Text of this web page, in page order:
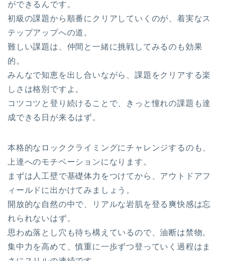
ができるんです。
初級の課題から順番にクリアしていくのが、着実なス
テップアップへの道。
難しい課題は、仲間と一緒に挑戦してみるのも効果
的。
みんなで知恵を出し合いながら、課題をクリアする楽
しさは格別ですよ。
コツコツと登り続けることで、きっと憧れの課題も達
成できる日が来るはず。
本格的なロッククライミングにチャレンジするのも、
上達へのモチベーションになります。
まずは人工壁で基礎体力をつけてから、アウトドアフ
ィールドに出かけてみましょう。
開放的な自然の中で、リアルな岩肌を登る爽快感は忘
れられないはず。
思わぬ落とし穴も待ち構えているので、油断は禁物。
集中力を高めて、慎重に一歩ずつ登っていく過程はま